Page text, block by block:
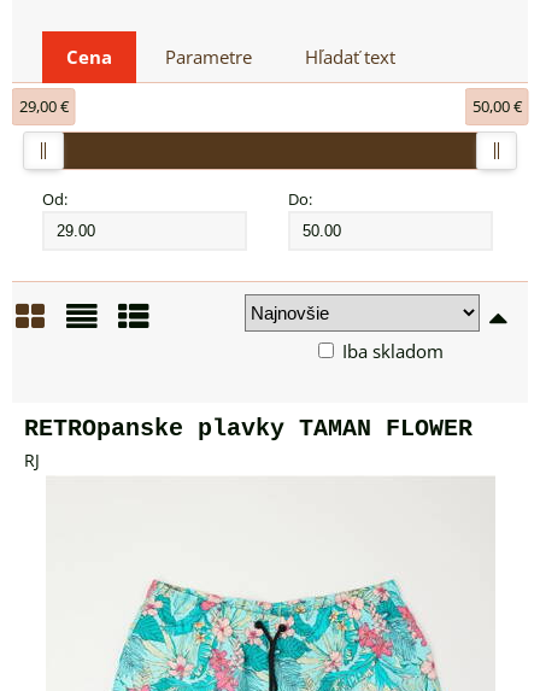
Cena Parametre Hľadať text
Od: Do:
29,00 € 50,00 €
Iba skladom
RETROpanske plavky TAMAN FLOWER
RJ